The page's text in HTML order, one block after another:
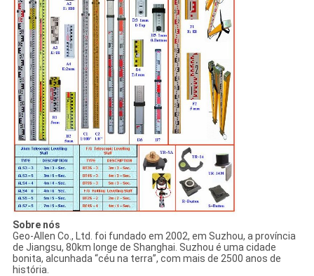
Sobre nós
Geo-Allen Co., Ltd. foi fundado em 2002, em Suzhou, a província
de Jiangsu, 80km longe de Shanghai. Suzhou é uma cidade
bonita, alcunhada “céu na terra”, com mais de 2500 anos de
história.